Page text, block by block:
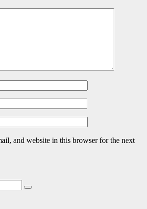
and website in this browser for the next